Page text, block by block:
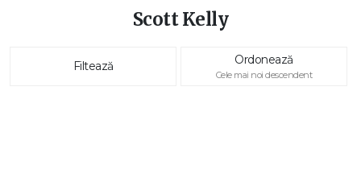
Scott Kelly
Filtează Ordonează
Cele mai noi descendent